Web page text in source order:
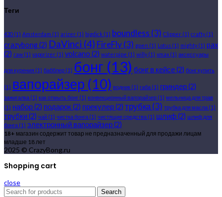
Теги
420 (1) Amsterdam (1) arizer (1) bigdick (1) boundless (3) Clipper (1) crafty(1)
crazybong(2) DaVinci (4) FireFly(3) gpen (1) Lotus (1) mighty(1) pax
(2) raw (1) vaporizer (1) volcano (2) waterpipe (1) willy(1) xmax (1) аксессуары
для курения (1) бабблер (1) бонг (13) бонг в кейсе(2) бонг купить
(1) вапорайзер (10) водник (1) габа (1) гриндер(2)
зажигалка (1) как отмыть бонг (1) конвекционный вапорайзер (1) мельница для трав
(1) набор(2) подарок(2) прекулер(2) трубка(3) трубка для масла (1)
трубки(2) чай (1) чистка бонга (1) чистящие средства (1) шлиф(2) шлиф для
бонга (1) электронный вапорайзер(2)
18+ магазин содержит товар не предназначенный для продажи лицам
младше 18 лет
2025 © CrazyBong.ru
Shopping cart
close
Search